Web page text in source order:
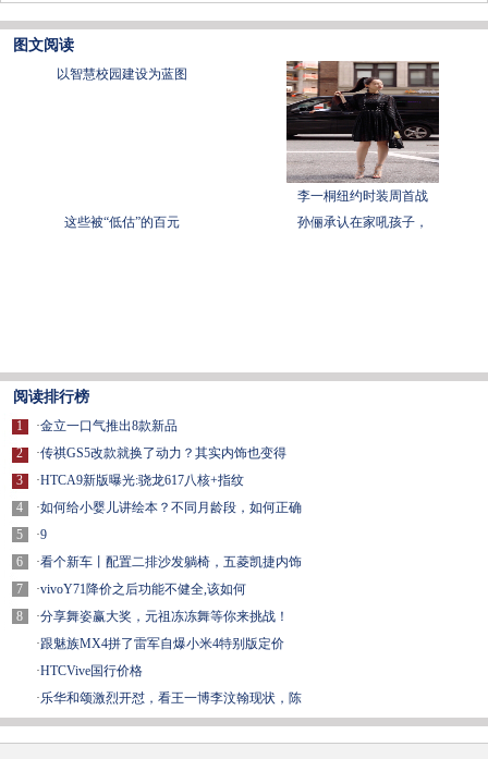
图文阅读
以智慧校园建设为蓝图
李一桐纽约时装周首战
这些被“低估”的百元
孙俪承认在家吼孩子，
阅读排行榜
1
2
3
4
5
6
7
8
·金立一口气推出8款新品
·传祺GS5改款就换了动力？其实内饰也变得
·HTCA9新版曝光:骁龙617八核+指纹
·如何给小婴儿讲绘本？不同月龄段，如何正确
·9
·看个新车丨配置二排沙发躺椅，五菱凯捷内饰
·vivoY71降价之后功能不健全,该如何
·分享舞姿赢大奖，元祖冻冻舞等你来挑战！
·跟魅族MX4拼了雷军自爆小米4特别版定价
·HTCVive国行价格
· 乐华和颂激烈开怼，看王一博李汶翰现状，陈